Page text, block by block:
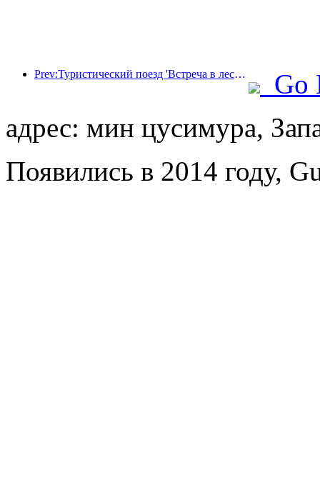
Prev:Туристический поезд 'Встреча в лесу Хулунбуир - Экспресс Дасинганлин - Поезд 'Звездный свет' - Путешествие в Тяньи' совершает свой первый рейс.
Go
адрес: мин цусимура,
Появились в 2014 году,